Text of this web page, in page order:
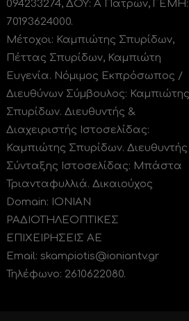
094233274, ΔΟΥ: A Πατρών, ΓΕΜΗ:
70193624000.
Μέτοχοι: Καμπιώτης Σπυρίδων,
Πέττας Σπυρίδων, Καμπιώτη
Ευγενία. Νόμιμος Εκπρόσωπος /
Διευθύνων Σύμβουλος: Καμπιώτης
Σπυρίδων. Διευθυντής &
Διαχειριστής Ιστοσελίδας:
Καμπιώτης Σπυρίδων. Διευθυντής
Σύνταξης Ιστοσελίδας: Μπάστα
Τριανταφυλλιά. Δικαιούχος
Domain: ΙΟΝΙΑΝ
ΡΑΔΙΟΤΗΛΕΟΠΤΙΚΕΣ
ΕΠΙΧΕΙΡΗΣΕΙΣ ΑΕ
Email: skampiotis@ioniantv.gr
Τηλέφωνο: 2610622080.